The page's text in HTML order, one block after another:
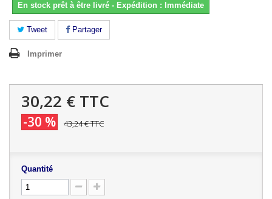
En stock prêt à être livré - Expédition : Immédiate
Tweet Partager
Imprimer
30,22 € TTC
-30 % 43,24 €TTC
Quantité